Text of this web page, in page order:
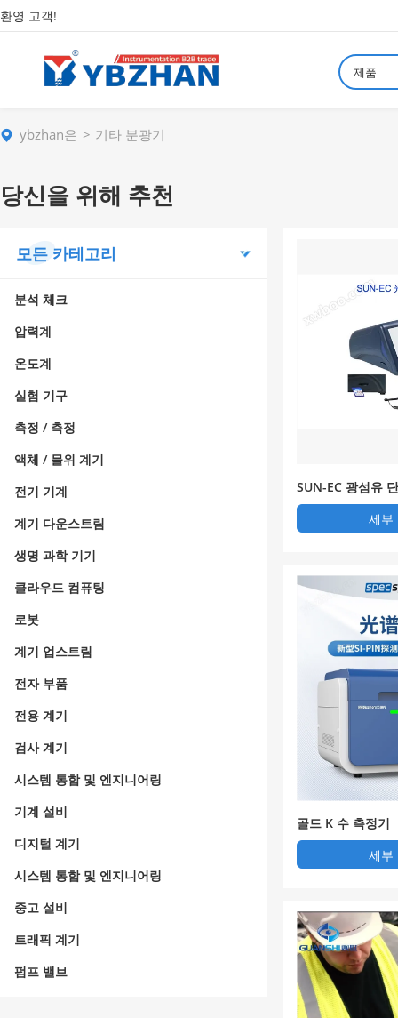
환영 고객!
제품
ybzhan은 기타 분광기
당신을 위해 추천
모든 카테고리
분석 체크
압력계
온도계
실험 기구
측정 / 측정
액체 / 물위 계기
전기 기계
계기 다운스트림
생명 과학 기기
클라우드 컴퓨팅
로봇
계기 업스트림
전자 부품
전용 계기
검사 계기
시스템 통합 및 엔지니어링
기계 설비
디지털 계기
시스템 통합 및 엔지니어링
중고 설비
트래픽 계기
펌프 밸브
SUN-EC 광섬유
세부
골드 K 수 측정기
세부